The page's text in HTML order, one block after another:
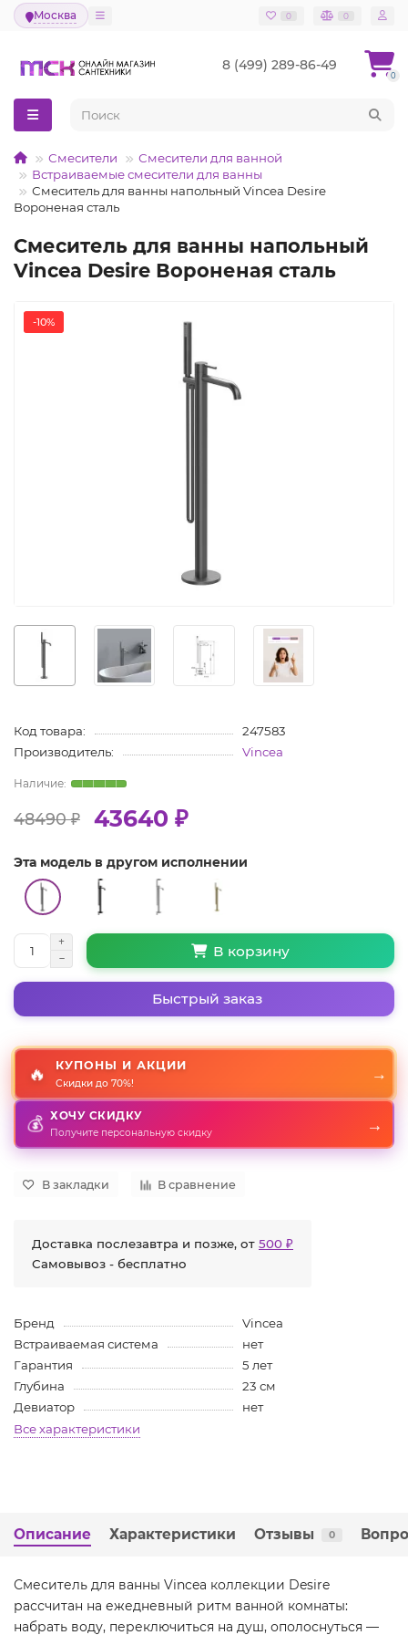
Москва 0 0
8 (499) 289-86-49
0
Смесители
Смесители для ванной
Встраиваемые смесители для ванны
Смеситель для ванны напольный Vincea Desire
Вороненая сталь
Смеситель для ванны напольный
Vincea Desire Вороненая сталь
-10%
Код товара:
247583
Производитель:
Vincea
48490 ₽ 43640 ₽
Эта модель в другом исполнении
В корзину
Быстрый заказ
🔥 КУПОНЫ И АКЦИИ
Скидки до 70%!
→
💰 ХОЧУ СКИДКУ
Получите персональную скидку →
В закладки В сравнение
Доставка послезавтра и позже, от 500 ₽
Самовывоз - бесплатно
Бренд
Vincea
Встраиваемая система
нет
Гарантия
5 лет
Глубина
23 см
Девиатор
нет
Все характеристики
Описание Характеристики Отзывы 0
Смеситель для ванны Vincea коллекции Desire
рассчитан на ежедневный ритм ванной комнаты:
набрать воду, переключиться на душ, ополоснуться —